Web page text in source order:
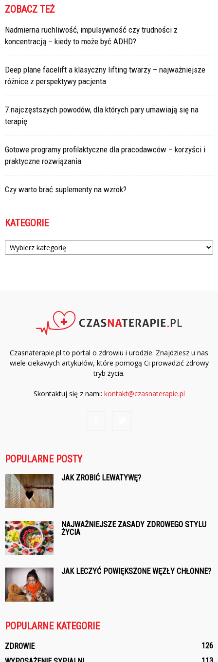
ZOBACZ TEŻ
Nadmierna ruchliwość, impulsywność czy trudności z
koncentracją – kiedy to może być ADHD?
Deep plane facelift a klasyczny lifting twarzy – najważniejsze
różnice z perspektywy pacjenta
7 najczęstszych powodów, dla których pary umawiają się na
terapię
Gotowe programy profilaktyczne dla pracodawców – korzyści i
praktyczne rozwiązania
Czy warto brać suplementy na wzrok?
KATEGORIE
Kategorie
Czasnaterapie.pl to portal o zdrowiu i urodzie. Znajdziesz u nas
wiele ciekawych artykułów, które pomogą Ci prowadzić zdrowy
tryb życia.
Skontaktuj się z nami: kontakt@czasnaterapie.pl
POPULARNE POSTY
JAK ZROBIĆ LEWATYWĘ?
NAJWAŻNIEJSZE ZASADY ZDROWEGO STYLU
ŻYCIA
JAK LECZYĆ POWIĘKSZONE WĘZŁY CHŁONNE?
POPULARNE KATEGORIE
ZDROWIE
126